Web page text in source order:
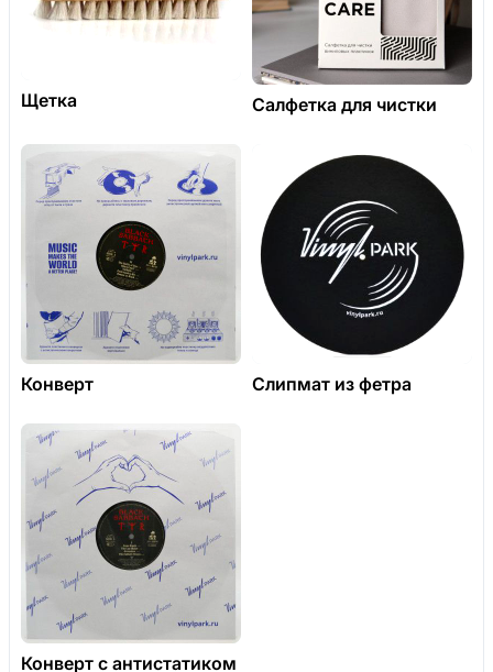
Щетка Салфетка для чистки
Конверт Слипмат из фетра
Конверт с антистатиком